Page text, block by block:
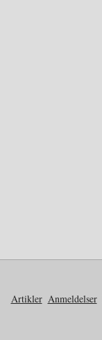
Artikler Anmeldelser